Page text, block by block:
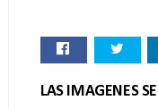
LAS IMAGENES